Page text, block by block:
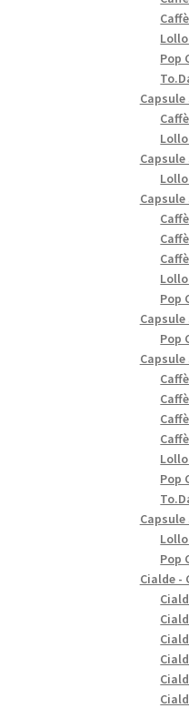
Pop
Pop
Pop
Pop
Pop
Cialde -